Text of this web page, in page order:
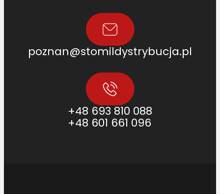
poznan@stomildystrybucja.pl
+48 693 810 088
+48 601 661 096